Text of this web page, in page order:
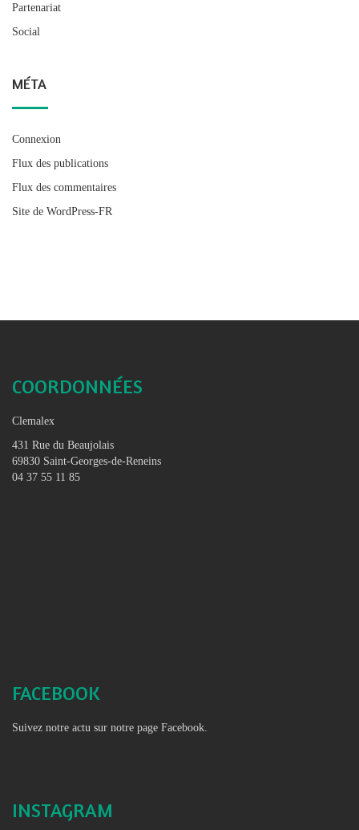
Partenariat
Social
MÉTA
Connexion
Flux des publications
Flux des commentaires
Site de WordPress-FR
COORDONNÉES
Clemalex
431 Rue du Beaujolais
69830 Saint-Georges-de-Reneins
04 37 55 11 85
FACEBOOK
Suivez notre actu sur notre page Facebook.
INSTAGRAM